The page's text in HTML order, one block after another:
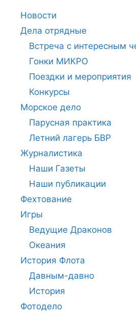
Новости
Дела отрядные
Встреча с интересным
Гонки МИКРО
Поездки и мероприятия
Конкурсы
Морское дело
Парусная практика
Летний лагерь БВР
Журналистика
Наши Газеты
Наши публикации
Фехтование
Игры
Ведущие Драконов
Океания
История Флота
Давным-давно
История
Фотодело